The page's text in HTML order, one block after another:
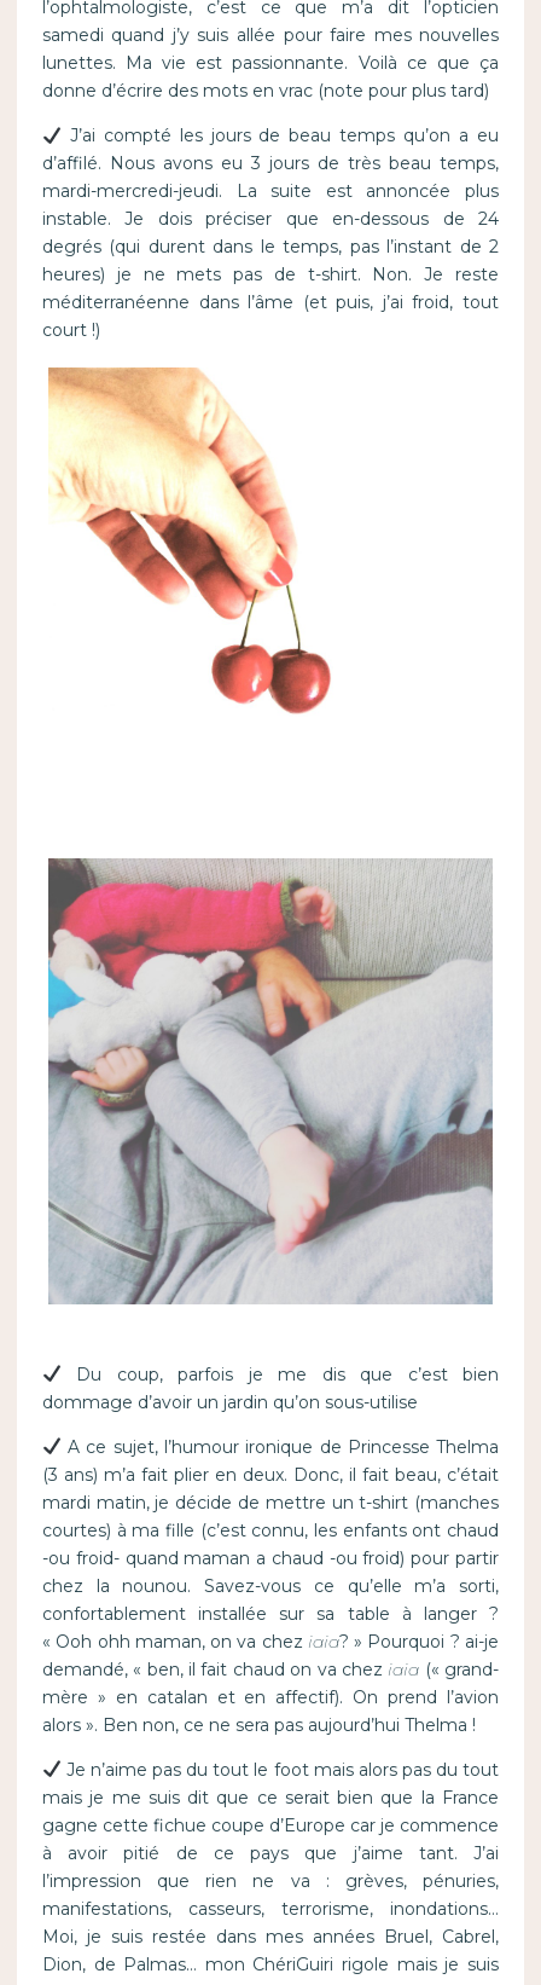
l’ophtalmologiste, c’est ce que m’a dit l’opticien
samedi quand j’y suis allée pour faire mes nouvelles
lunettes. Ma vie est passionnante. Voilà ce que ça
donne d’écrire des mots en vrac (note pour plus tard)
J’ai compté les jours de beau temps qu’on a eu
d’affilé. Nous avons eu 3 jours de très beau temps,
mardi-mercredi-jeudi. La suite est annoncée plus
instable. Je dois préciser que en-dessous de 24
degrés (qui durent dans le temps, pas l’instant de 2
heures) je ne mets pas de t-shirt. Non. Je reste
méditerranéenne dans l’âme (et puis, j’ai froid, tout
court !)
Du coup, parfois je me dis que c’est bien
dommage d’avoir un jardin qu’on sous-utilise
A ce sujet, l’humour ironique de Princesse Thelma
(3 ans) m’a fait plier en deux. Donc, il fait beau, c’était
mardi matin, je décide de mettre un t-shirt (manches
courtes) à ma fille (c’est connu, les enfants ont chaud
-ou froid- quand maman a chaud -ou froid) pour partir
chez la nounou. Savez-vous ce qu’elle m’a sorti,
confortablement installée sur sa table à langer ?
« Ooh ohh maman, on va chez iaia? » Pourquoi ? ai-je
demandé, « ben, il fait chaud on va chez iaia (« grand-
mère » en catalan et en affectif). On prend l’avion
alors ». Ben non, ce ne sera pas aujourd’hui Thelma !
Je n’aime pas du tout le foot mais alors pas du tout
mais je me suis dit que ce serait bien que la France
gagne cette fichue coupe d’Europe car je commence
à avoir pitié de ce pays que j’aime tant. J’ai
l’impression que rien ne va : grèves, pénuries,
manifestations, casseurs, terrorisme, inondations…
Moi, je suis restée dans mes années Bruel, Cabrel,
Dion, de Palmas… mon ChériGuiri rigole mais je suis